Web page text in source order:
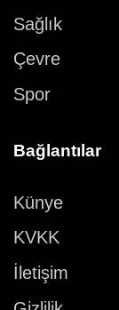
Sağlık
Çevre
Spor
Bağlantılar
Künye
KVKK
İletişim